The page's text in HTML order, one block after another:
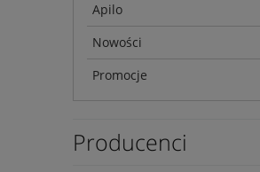
Apilo
Nowości
Promocje
Producenci